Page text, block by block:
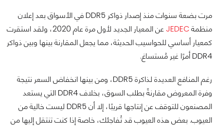
مرت بضعة سنوات منذ إصدار ذواكر DDR5 في الأسواق بعد إعلان
منظمةJEDEC
عن المعيار الجديد لأول مرة عام 2020، ولقد استقرت
كمعيار أساسي للحواسيب الحديثة، مما يجعل المقارنة بينها وبين ذواكر
DDR4 أمرًا غير مُستساغ.
رغم المنافع العديدة لذاكرة DDR5، ومن بينها انخفاض السعر نتيجة
وفرة المعروض مقارنةً بطلب السوق، بخلاف DDR4 التي يستعد
المصنعون للتوقف عن إنتاجها قريبًا، إلا أن DDR5 ليست خالية من
العيوب. بعض هذه العيوب قد تُفاجئك، خاصة إذا كنت تنتقل إليها من